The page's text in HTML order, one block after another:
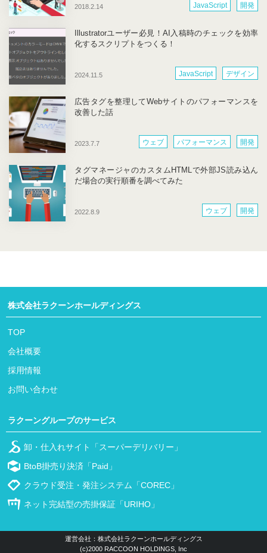
2018.2.14 JavaScript 開発
2024.11.5
Illustratorユーザー必見！AI入稿時のチェックを効率
化するスクリプトをつくる！
JavaScript デザイン
2023.7.7
広告タグを整理してWebサイトのパフォーマンスを
改善した話
ウェブ パフォーマンス 開発
2022.8.9
タグマネージャのカスタムHTMLで外部JS読み込ん
だ場合の実行順番を調べてみた
ウェブ 開発
株式会社ラクーンホールディングス
TOP
会社概要
採用情報
お問い合わせ
ラクーングループのサービス
卸・仕入れサイト「スーパーデリバリー」
BtoB掛売り決済「Paid」
クラウド受注・発注システム「COREC」
ネット完結型の売掛保証「URIHO」
運営会社：株式会社ラクーンホールディングス
(c)2000 RACCOON HOLDINGS, Inc